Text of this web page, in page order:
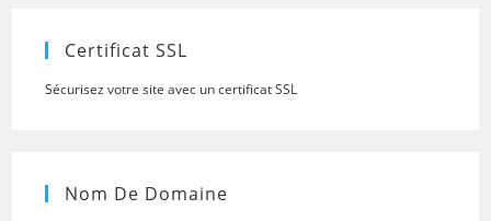
Certificat SSL
Sécurisez votre site avec un certificat SSL
Nom De Domaine